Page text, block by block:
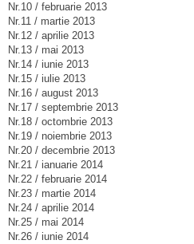
Nr.10 / februarie 2013
Nr.11 / martie 2013
Nr.12 / aprilie 2013
Nr.13 / mai 2013
Nr.14 / iunie 2013
Nr.15 / iulie 2013
Nr.16 / august 2013
Nr.17 / septembrie 2013
Nr.18 / octombrie 2013
Nr.19 / noiembrie 2013
Nr.20 / decembrie 2013
Nr.21 / ianuarie 2014
Nr.22 / februarie 2014
Nr.23 / martie 2014
Nr.24 / aprilie 2014
Nr.25 / mai 2014
Nr.26 / iunie 2014